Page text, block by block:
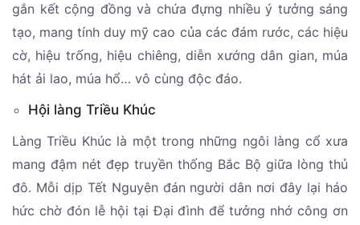
gắn kết cộng đồng và chứa đựng nhiều ý tưởng sáng
tạo, mang tính duy mỹ cao của các đám rước, các hiệu
cờ, hiệu trống, hiệu chiêng, diễn xướng dân gian, múa
hát ải lao, múa hổ… vô cùng độc đáo.
Hội làng Triều Khúc
Làng Triều Khúc là một trong những ngôi làng cổ xưa
mang đậm nét đẹp truyền thống Bắc Bộ giữa lòng thủ
đô. Mỗi dịp Tết Nguyên đán người dân nơi đây lại háo
hức chờ đón lễ hội tại Đại đình để tưởng nhớ công ơn